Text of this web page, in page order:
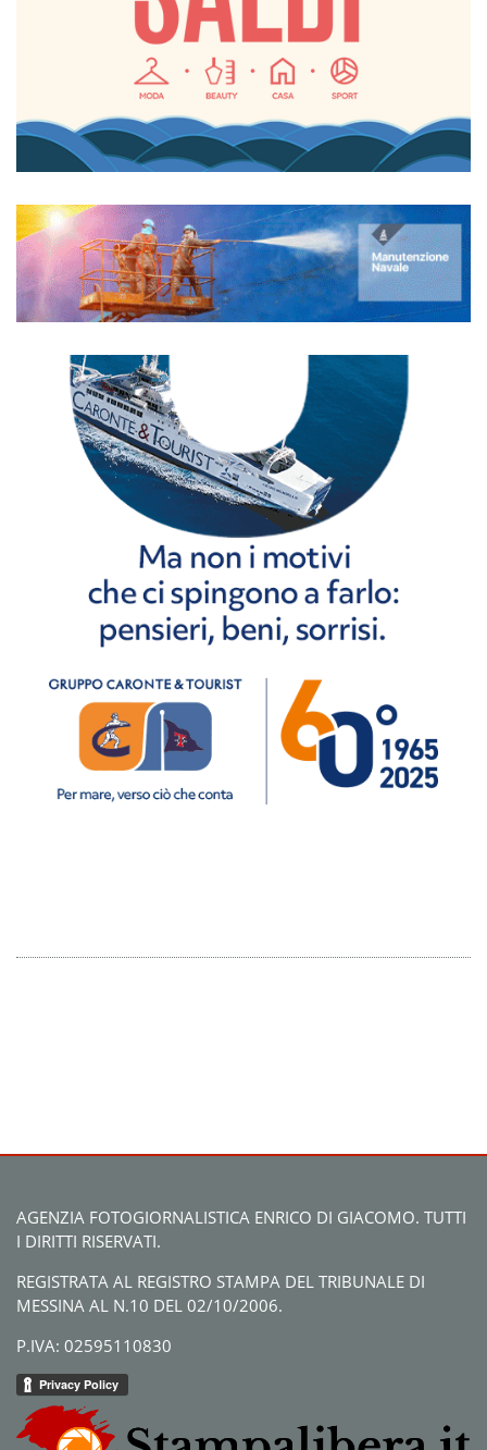
AGENZIA FOTOGIORNALISTICA ENRICO DI GIACOMO. TUTTI
I DIRITTI RISERVATI.
REGISTRATA AL REGISTRO STAMPA DEL TRIBUNALE DI
MESSINA AL N.10 DEL 02/10/2006.
P.IVA: 02595110830